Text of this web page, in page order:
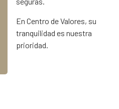
En Centro de Valores, su
tranquilidad es nuestra
prioridad.